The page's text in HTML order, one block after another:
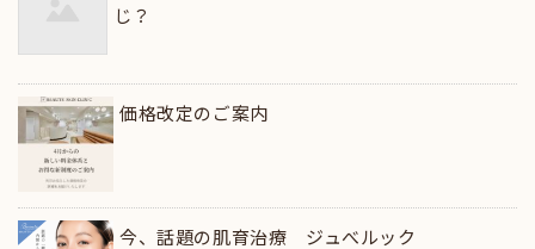
じ？
価格改定のご案内
今、話題の肌育治療 ジュべルック